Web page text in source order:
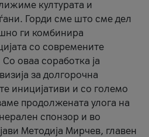
културата и
Горди сме што сме дел
ги комбинира
со современите
оваа соработка ја
за долгорочна
иницијативи и со големо
продолжената улога на
спонзор и во
Методија Мирчев, главен